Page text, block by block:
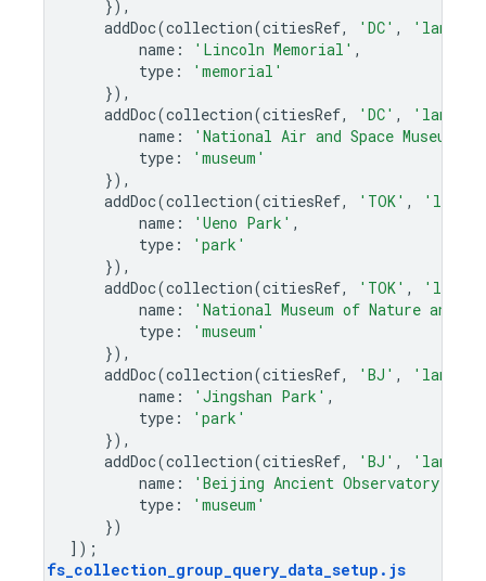
}),
addDoc(collection(citiesRef, 'DC' ,
name : 'Lincoln Memorial' ,
type :
'memorial'
}),
addDoc(collection(citiesRef, 'DC' ,
name : 'National Air and Space Museum'
type :
'museum'
}),
addDoc(collection(citiesRef, 'TOK' ,
name : 'Ueno Park' ,
type :
'park'
}),
addDoc(collection(citiesRef, 'TOK' ,
name :
'National Museum of Nature and
type :
'museum'
}),
addDoc(collection(citiesRef, 'BJ' ,
name : 'Jingshan Park' ,
type :
'park'
}),
addDoc(collection(citiesRef, 'BJ' ,
name : 'Beijing Ancient Observatory'
type :
'museum'
})
]);
fs_collection_group_query_data_setup . js